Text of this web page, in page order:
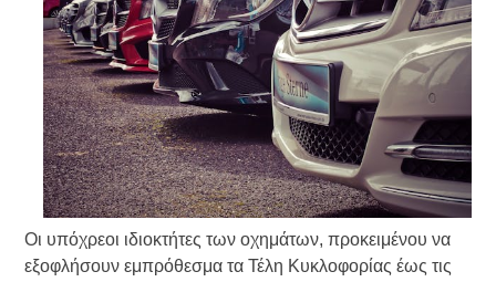
Οι υπόχρεοι ιδιοκτήτες των οχημάτων, προκειμένου να
εξοφλήσουν εμπρόθεσμα τα Τέλη Κυκλοφορίας έως τις